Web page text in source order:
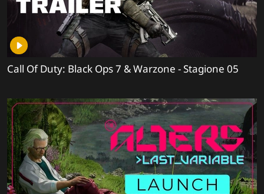
Call Of Duty: Black Ops 7 & Warzone - Stagione 05